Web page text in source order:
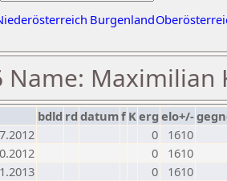
Burgenland
Name: Maximilian
bdld rd datumf Kerg elo+/-
0
1610
0
1610
0
1610